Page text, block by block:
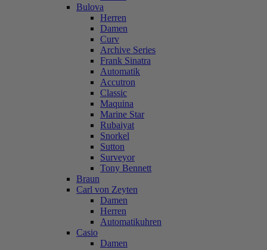
Bulova
Herren
Damen
Curv
Archive Series
Frank Sinatra
Automatik
Accutron
Classic
Maquina
Marine Star
Rubaiyat
Snorkel
Sutton
Surveyor
Tony Bennett
Braun
Carl von Zeyten
Damen
Herren
Automatikuhren
Casio
Damen